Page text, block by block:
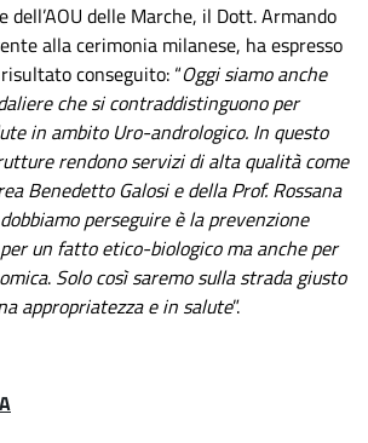
dell’AOU delle Marche, il Dott. Armando
alla cerimonia milanese, ha espresso
conseguito: “Oggi siamo anche
che si contraddistinguono per
in ambito Uro-andrologico. In questo
rendono servizi di alta qualità come
Benedetto Galosi e della Prof. Rossana
perseguire è la prevenzione
un fatto etico-biologico ma anche per
. Solo così saremo sulla strada giusto
appropriatezza e in salute”.